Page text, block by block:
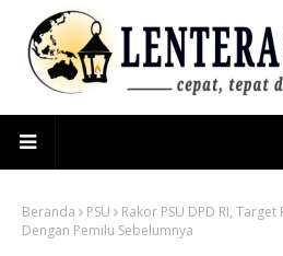
Beranda PSU
Rakor PSU DPD RI,
Dengan Pemilu Sebelumnya